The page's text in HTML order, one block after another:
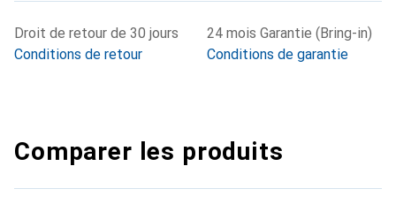
Droit de retour de 30 jours
Conditions de retour
24 mois Garantie (Bring-in)
Conditions de garantie
Comparer les produits